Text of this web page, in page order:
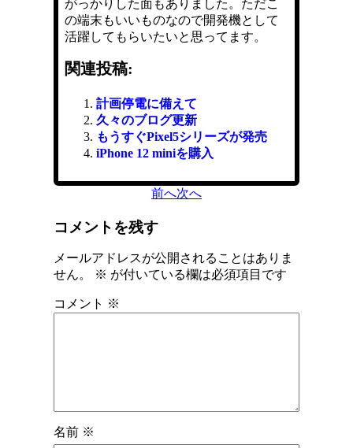
がっかりした面もありました。ただこ
の端末もいいものなので開発機として
活躍してもらいたいと思ってます。
関連投稿:
計画停電に備えて
久々のブログ更新
もうすぐPixel5シリーズが発売
iPhone 12 miniを購入
前へ次へ
コメントを残す
メールアドレスが公開されることはありま
せん。
※ が付いている欄は必須項目です
コメント ※
名前 ※